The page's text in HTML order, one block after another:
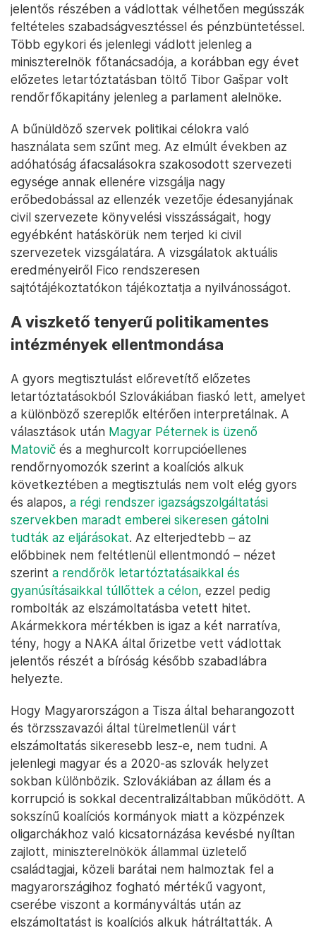
jelentős részében a vádlottak vélhetően megússzák
feltételes szabadságvesztéssel és pénzbüntetéssel.
Több egykori és jelenlegi vádlott jelenleg a
miniszterelnök főtanácsadója, a korábban egy évet
előzetes letartóztatásban töltő Tibor Gašpar volt
rendőrfőkapitány jelenleg a parlament alelnöke.
A bűnüldöző szervek politikai célokra való
használata sem szűnt meg. Az elmúlt években az
adóhatóság áfacsalásokra szakosodott szervezeti
egysége annak ellenére vizsgálja nagy
erőbedobással az ellenzék vezetője édesanyjának
civil szervezete könyvelési visszásságait, hogy
egyébként hatáskörük nem terjed ki civil
szervezetek vizsgálatára. A vizsgálatok aktuális
eredményeiről Fico rendszeresen
sajtótájékoztatókon tájékoztatja a nyilvánosságot.
A viszkető tenyerű politikamentes
intézmények ellentmondása
A gyors megtisztulást előrevetítő előzetes
letartóztatásokból Szlovákiában fiaskó lett, amelyet
a különböző szereplők eltérően interpretálnak. A
választások után Magyar Péternek is üzenő
Matovič és a meghurcolt korrupcióellenes
rendőrnyomozók szerint a koalíciós alkuk
következtében a megtisztulás nem volt elég gyors
és alapos, a régi rendszer igazságszolgáltatási
szervekben maradt emberei sikeresen gátolni
tudták az eljárásokat. Az elterjedtebb – az
előbbinek nem feltétlenül ellentmondó – nézet
szerint a rendőrök letartóztatásaikkal és
gyanúsításaikkal túllőttek a célon, ezzel pedig
rombolták az elszámoltatásba vetett hitet.
Akármekkora mértékben is igaz a két narratíva,
tény, hogy a NAKA által őrizetbe vett vádlottak
jelentős részét a bíróság később szabadlábra
helyezte.
Hogy Magyarországon a Tisza által beharangozott
és törzsszavazói által türelmetlenül várt
elszámoltatás sikeresebb lesz-e, nem tudni. A
jelenlegi magyar és a 2020-as szlovák helyzet
sokban különbözik. Szlovákiában az állam és a
korrupció is sokkal decentralizáltabban működött. A
sokszínű koalíciós kormányok miatt a közpénzek
oligarchákhoz való kicsatornázása kevésbé nyíltan
zajlott, miniszterelnökök állammal üzletelő
családtagjai, közeli barátai nem halmoztak fel a
magyarországihoz fogható mértékű vagyont,
cserébe viszont a kormányváltás után az
elszámoltatást is koalíciós alkuk hátráltatták. A